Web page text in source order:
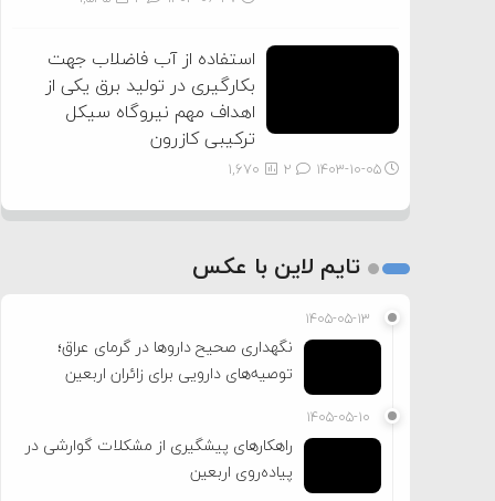
استفاده از آب فاضلاب جهت
بکارگیری در تولید برق یکی از
اهداف مهم نیروگاه سیکل
ترکیبی کازرون
۱۴۰۳-۱۰-۰۵ 1,670
تایم لاین با عکس
۱۴۰۵-۰۵-۱۳
نگهداری صحیح داروها در گرمای عراق؛
توصیه‌های دارویی برای زائران اربعین
۱۴۰۵-۰۵-۱۰
راهکارهای پیشگیری از مشکلات گوارشی در
پیاده‌روی اربعین